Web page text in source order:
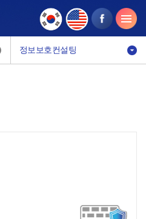
정보보호컨설팅